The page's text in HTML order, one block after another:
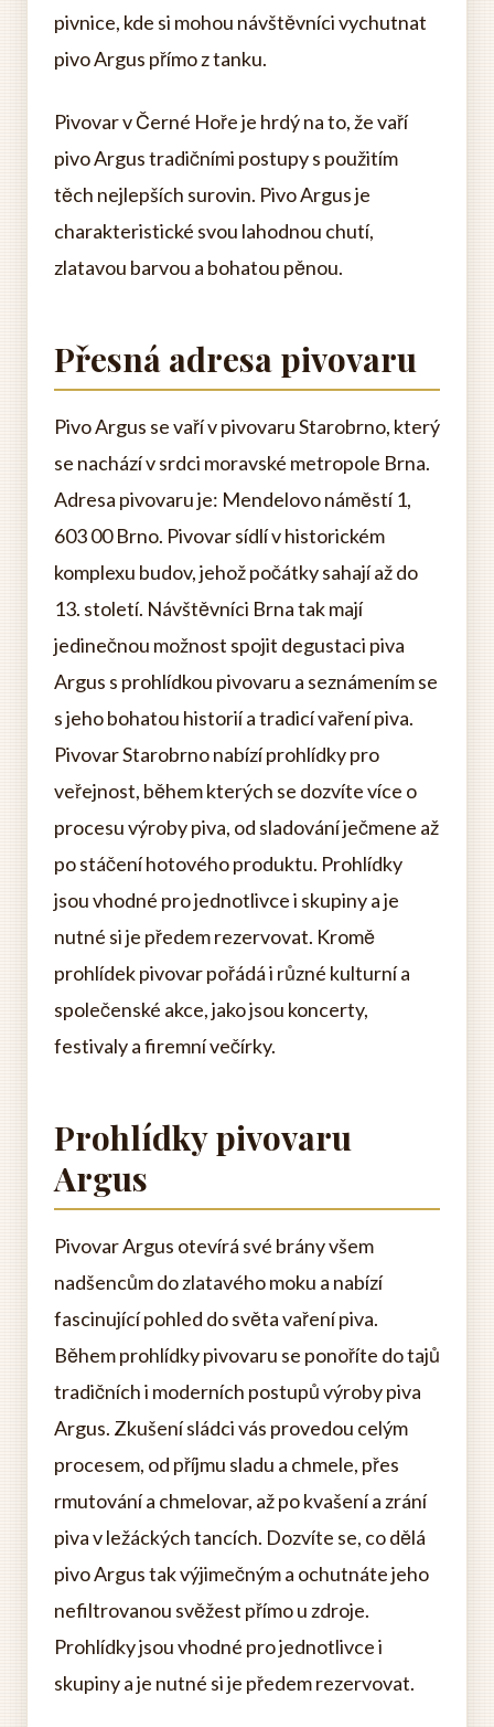
pivnice, kde si mohou návštěvníci vychutnat
pivo Argus přímo z tanku.
Pivovar v Černé Hoře je hrdý na to, že vaří
pivo Argus tradičními postupy s použitím
těch nejlepších surovin. Pivo Argus je
charakteristické svou lahodnou chutí,
zlatavou barvou a bohatou pěnou.
Přesná adresa pivovaru
Pivo Argus se vaří v pivovaru Starobrno, který
se nachází v srdci moravské metropole Brna.
Adresa pivovaru je: Mendelovo náměstí 1,
603 00 Brno. Pivovar sídlí v historickém
komplexu budov, jehož počátky sahají až do
13. století. Návštěvníci Brna tak mají
jedinečnou možnost spojit degustaci piva
Argus s prohlídkou pivovaru a seznámením se
s jeho bohatou historií a tradicí vaření piva.
Pivovar Starobrno nabízí prohlídky pro
veřejnost, během kterých se dozvíte více o
procesu výroby piva, od sladování ječmene až
po stáčení hotového produktu. Prohlídky
jsou vhodné pro jednotlivce i skupiny a je
nutné si je předem rezervovat. Kromě
prohlídek pivovar pořádá i různé kulturní a
společenské akce, jako jsou koncerty,
festivaly a firemní večírky.
Prohlídky pivovaru
Argus
Pivovar Argus otevírá své brány všem
nadšencům do zlatavého moku a nabízí
fascinující pohled do světa vaření piva.
Během prohlídky pivovaru se ponoříte do tajů
tradičních i moderních postupů výroby piva
Argus. Zkušení sládci vás provedou celým
procesem, od příjmu sladu a chmele, přes
rmutování a chmelovar, až po kvašení a zrání
piva v ležáckých tancích. Dozvíte se, co dělá
pivo Argus tak výjimečným a ochutnáte jeho
nefiltrovanou svěžest přímo u zdroje.
Prohlídky jsou vhodné pro jednotlivce i
skupiny a je nutné si je předem rezervovat.